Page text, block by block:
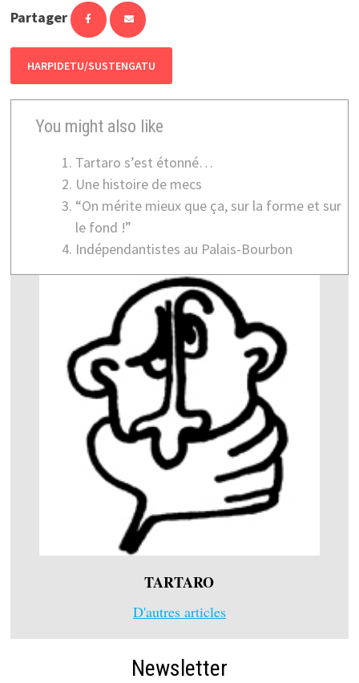
Partager
HARPIDETU/SUSTENGATU
You might also like
Tartaro s’est étonné…
Une histoire de mecs
“On mérite mieux que ça, sur la forme et sur
le fond !”
Indépendantistes au Palais-Bourbon
TARTARO
D'autres articles
Newsletter